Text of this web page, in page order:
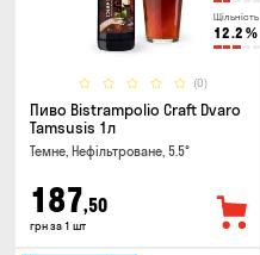
Щільність
12.2 %
(0)
Пиво Bistrampolio Craft Dvaro
Tamsusis 1л
Темне, Нефільтроване, 5.5°
187,50
грн за 1 шт